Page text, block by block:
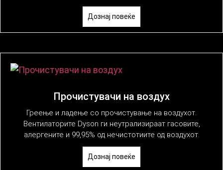
Дознај повеќе
Прочистувачи на воздух
Греење и ладење со прочистување на воздухот.
Вентилаторите Dyson ги неутрализираат гасовите,
алергените и 99,95% од нечистотиите од воздухот.
Дознај повеќе